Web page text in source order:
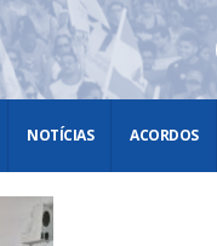
NOTÍCIAS ACORDOS